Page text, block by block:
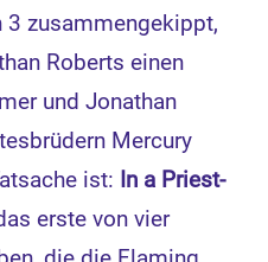
3 zusammengekippt,
Roberts einen
und Jonathan
Mercury
ist: In a Priest-
erste von vier